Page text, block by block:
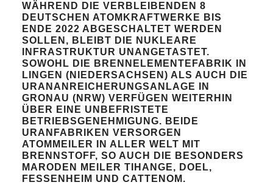
WÄHREND DIE VERBLEIBENDEN 8
DEUTSCHEN ATOMKRAFTWERKE BIS
ENDE 2022 ABGESCHALTET WERDEN
SOLLEN, BLEIBT DIE NUKLEARE
INFRASTRUKTUR UNANGETASTET.
SOWOHL DIE BRENNELEMENTEFABRIK IN
LINGEN (NIEDERSACHSEN) ALS AUCH DIE
URANANREICHERUNGSANLAGE IN
GRONAU (NRW) VERFÜGEN WEITERHIN
ÜBER EINE UNBEFRISTETE
BETRIEBSGENEHMIGUNG. BEIDE
URANFABRIKEN VERSORGEN
ATOMMEILER IN ALLER WELT MIT
BRENNSTOFF, SO AUCH DIE BESONDERS
MARODEN MEILER TIHANGE, DOEL,
FESSENHEIM UND CATTENOM.